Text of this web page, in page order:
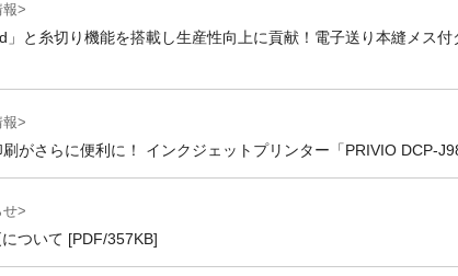
>
」と糸切り機能を搭載し生産性向上に貢献！電子送り本縫メス
>
がさらに便利に！ インクジェットプリンター「PRIVIO DCP-
>
ついて [PDF/357KB]